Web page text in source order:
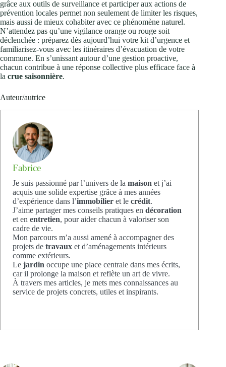
grâce aux outils de surveillance et participer aux actions de
prévention locales permet non seulement de limiter les risques,
mais aussi de mieux cohabiter avec ce phénomène naturel.
N’attendez pas qu’une vigilance orange ou rouge soit
déclenchée : préparez dès aujourd’hui votre kit d’urgence et
familiarisez-vous avec les itinéraires d’évacuation de votre
commune. En s’unissant autour d’une gestion proactive,
chacun contribue à une réponse collective plus efficace face à
la crue saisonnière.
Auteur/autrice
Fabrice
Je suis passionné par l’univers de la maison et j’ai
acquis une solide expertise grâce à mes années
d’expérience dans l’immobilier et le crédit.
J’aime partager mes conseils pratiques en décoration
et en entretien, pour aider chacun à valoriser son
cadre de vie.
Mon parcours m’a aussi amené à accompagner des
projets de travaux et d’aménagements intérieurs
comme extérieurs.
Le jardin occupe une place centrale dans mes écrits,
car il prolonge la maison et reflète un art de vivre.
À travers mes articles, je mets mes connaissances au
service de projets concrets, utiles et inspirants.